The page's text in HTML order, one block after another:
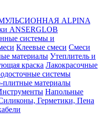
ALPINA
ANSERGLOB
системы и
Клеевые смеси Смеси
материалы Утеплитель и
краска Лакокрасочные
системы
плитные материалы
Напольные
Герметики, Пена